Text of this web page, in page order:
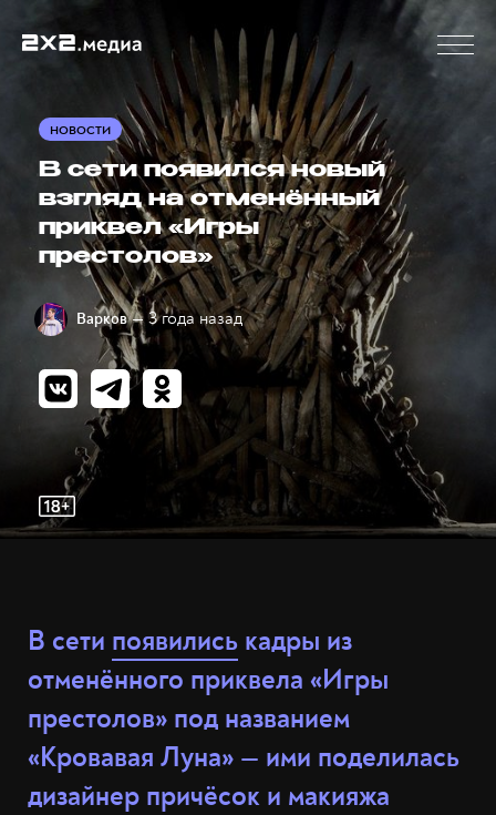
НОВОСТИ
В сети появился новый
взгляд на отменённый
приквел «Игры
престолов»
Варков — 3 года назад
В сети появились кадры из
отменённого приквела «Игры
престолов» под названием
«Кровавая Луна» — ими поделилась
дизайнер причёсок и макияжа